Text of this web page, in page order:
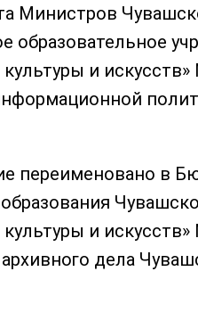
Министров
образовательное
и
переименовано в
и
дела